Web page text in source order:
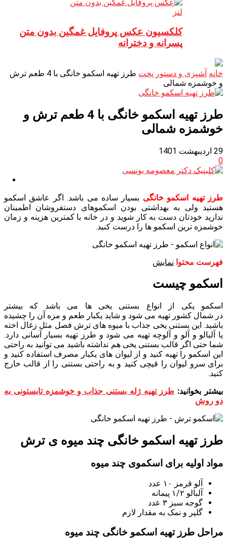
لنز
کلکسیون عکس پروفایل غمگین بدون متن
پسرانه و دخترانه
خانه آشپزی و دستور پخت
طرز تهیه اسکمو خانگی با 4 طعم ترش
و خوشمزه شمالی
طرز تهیه اسکمو خانگی با 4 طعم ترش و
خوشمزه شمالی
29 اردیبهشت 1401
0
طرز تهیه اسکمو خانگی بسیار ساده می باشد. اگر عاشق اسکمو
هستید ولی به بهداشتی بودن اسکموهای دستفروشان اطمینان
ندارید خودتان دست به کار شوید و در خانه با کمترین هزینه و زمان
خوشمزه ترین اسکمو ها را درست کنید.
فهرست محتوا نمایش
اسکمو چیست
اسکمو یکی از انواع بستنی یخی ها می باشد که بیشتر
در شمال کشور تهیه می شود و شاید یکبار طعم و مزه آن را چشیده
باشید. این بستنی یخی جذاب با میوه های ترش فصل مثل زغال اخته
یا آلبالو و آلو و آلوچه تهیه می شود و طرز تهیه بسیار آسانی دارد.
شما حتی اگر قالب بستنی یخی هم نداشته باشید می توانید به راحتی
این اسکمو را تهیه کنید و از لیوان های یکبار مصرف استفاده کنید و
برای سرو لیوان را قیچی کنید و به راحتی بستنی را از قالب خارج
کنید.
بیشتر بخوانید: طرز تهیه ژله بستنی جذاب و خوشمزه تابستونی به
دو روش
طرز تهیه اسکمو خانگی چند میوه ی ترش
مواد اولیه برای اسکموی چند میوه
آلو قرمز ۱۰ عدد
آلبالو ۱/۲ پیمانه
گوجه سبز ۳ عدد
گلپر و نمک به مقدار لازم
مراحل طرز تهیه اسکمو خانگی چند میوه